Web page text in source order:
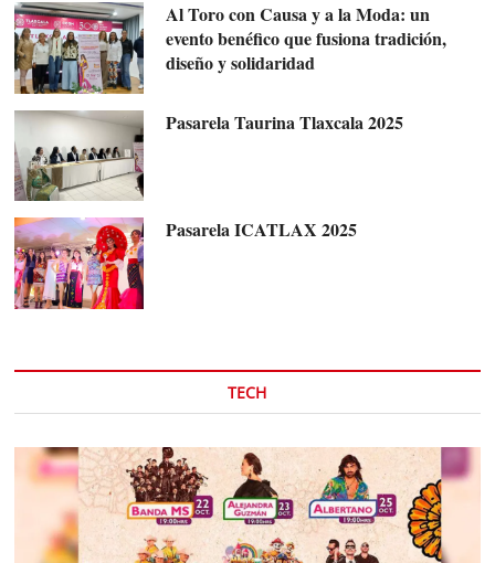
Al Toro con Causa y a la Moda: un
evento benéfico que fusiona tradición,
diseño y solidaridad
Pasarela Taurina Tlaxcala 2025
Pasarela ICATLAX 2025
TECH